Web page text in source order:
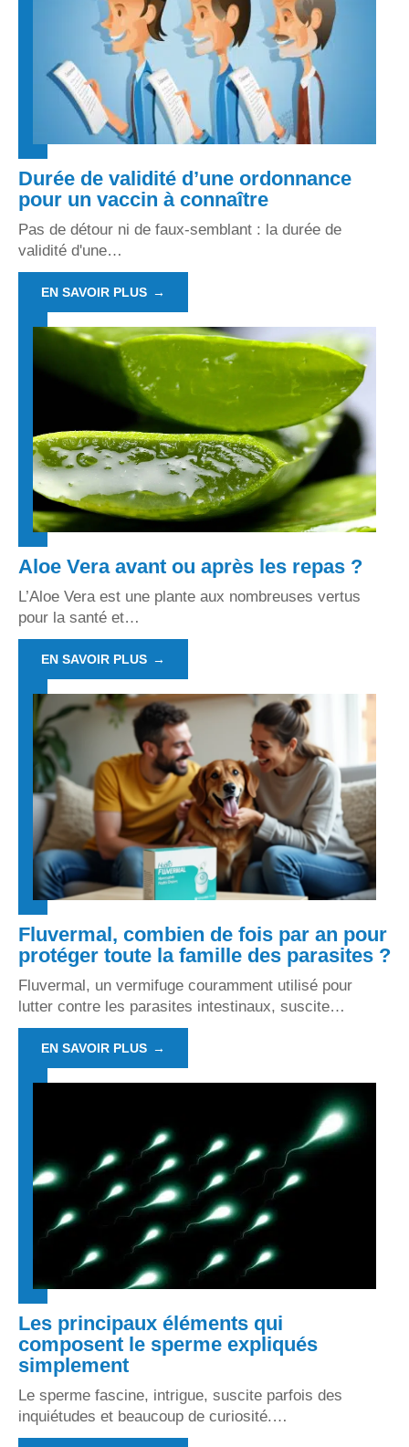
Durée de validité d’une ordonnance
pour un vaccin à connaître
Pas de détour ni de faux-semblant : la durée de
validité d'une…
EN SAVOIR PLUS
Aloe Vera avant ou après les repas ?
L’Aloe Vera est une plante aux nombreuses vertus
pour la santé et…
EN SAVOIR PLUS
Fluvermal, combien de fois par an pour
protéger toute la famille des parasites ?
Fluvermal, un vermifuge couramment utilisé pour
lutter contre les parasites intestinaux, suscite…
EN SAVOIR PLUS
Les principaux éléments qui
composent le sperme expliqués
simplement
Le sperme fascine, intrigue, suscite parfois des
inquiétudes et beaucoup de curiosité.…